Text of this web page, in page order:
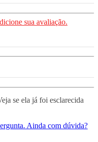
sua avaliação.
se ela já foi esclarecida
Ainda com dúvida?